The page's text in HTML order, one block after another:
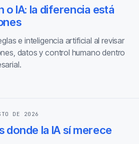
o IA: la diferencia está
e inteligencia artificial al revisar
datos y control humano dentro
DE 2026
donde la IA sí merece